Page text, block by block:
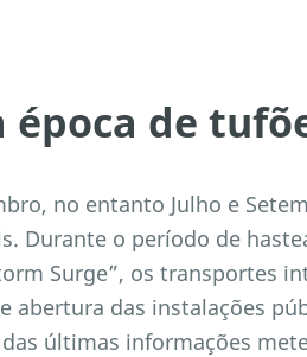
época de
no entanto Julho e
Durante o período de
Surge”, os transportes
abertura das instalações
últimas informações